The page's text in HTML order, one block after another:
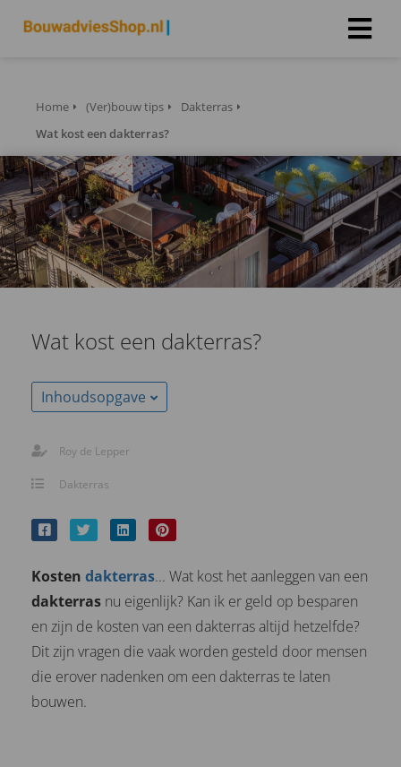
Home (Ver)bouw tips
Dakterras
Wat kost een dakterras?
Wat kost een dakterras?
Inhoudsopgave
Roy de Lepper
Dakterras
Kosten dakterras... Wat kost het aanleggen van een
dakterras nu eigenlijk? Kan ik er geld op besparen
en zijn de kosten van een dakterras altijd hetzelfde?
Dit zijn vragen die vaak worden gesteld door mensen
die erover nadenken om een dakterras te laten
bouwen.